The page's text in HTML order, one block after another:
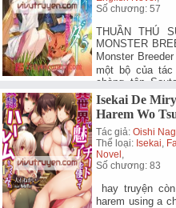
Số chương: 57
THUẦN THÚ
MONSTER
Monster
một bộ của
chàng tên
khác, ở đó,
Tiết.
Isekai De
Harem Wo
Tác giả:Oishi
Thể loại: Isekai
Novel
Số chương: 83
hay truyện
harem using a